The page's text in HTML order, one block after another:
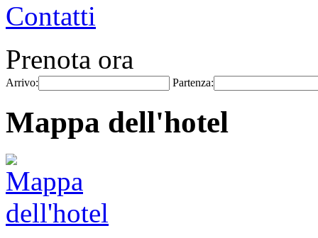
Contatti
Prenota ora
Arrivo: Partenza:
Mappa dell'hotel